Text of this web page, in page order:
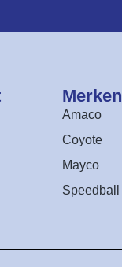
Merken
Amaco
Coyote
Mayco
Speedball